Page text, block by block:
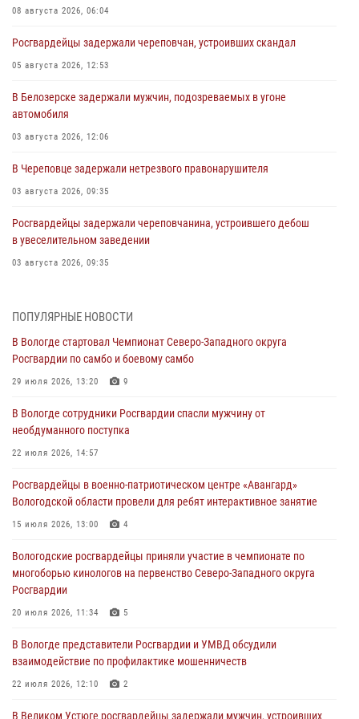
08 августа 2026, 06:04
Росгвардейцы задержали череповчан, устроивших скандал
05 августа 2026, 12:53
В Белозерске задержали мужчин, подозреваемых в угоне
автомобиля
03 августа 2026, 12:06
В Череповце задержали нетрезвого правонарушителя
03 августа 2026, 09:35
Росгвардейцы задержали череповчанина, устроившего дебош
в увеселительном заведении
03 августа 2026, 09:35
товаров из магазина
В Вологде определились победители и призеры Чемпионатов
Северо-Западного округа Росгвардии по спортивному и боевому
03 августа 2026, 08:54 1
ЗА МИНУВШУЮ НЕДЕЛЮ СОТРУДНИКАМИ ВНЕВЕДОМСТВЕННОЙ
ПРАВОНАРУШИТЕЛЯ
02 августа 2026, 10:37
нарушителя на питбайке
31 июля 2026, 06:43
ПОПУЛЯРНЫЕ НОВОСТИ
В Вологде стартовал Чемпионат Северо-Западного округа
Росгвардии по самбо и боевому самбо
29 июля 2026, 13:20 9
В Вологде сотрудники Росгвардии спасли мужчину от
необдуманного поступка
22 июля 2026, 14:57
Росгвардейцы в военно-патриотическом центре «Авангард»
Вологодской области провели для ребят интерактивное занятие
15 июля 2026, 13:00 4
Вологодские росгвардейцы приняли участие в чемпионате по
многоборью кинологов на первенство Северо-Западного округа
Росгвардии
20 июля 2026, 11:34 5
В Вологде представители Росгвардии и УМВД обсудили
взаимодействие по профилактике мошенничеств
22 июля 2026, 12:10 2
В Великом Устюге росгвардейцы задержали мужчин, устроивших